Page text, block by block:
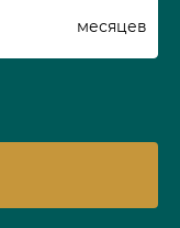
месяцев